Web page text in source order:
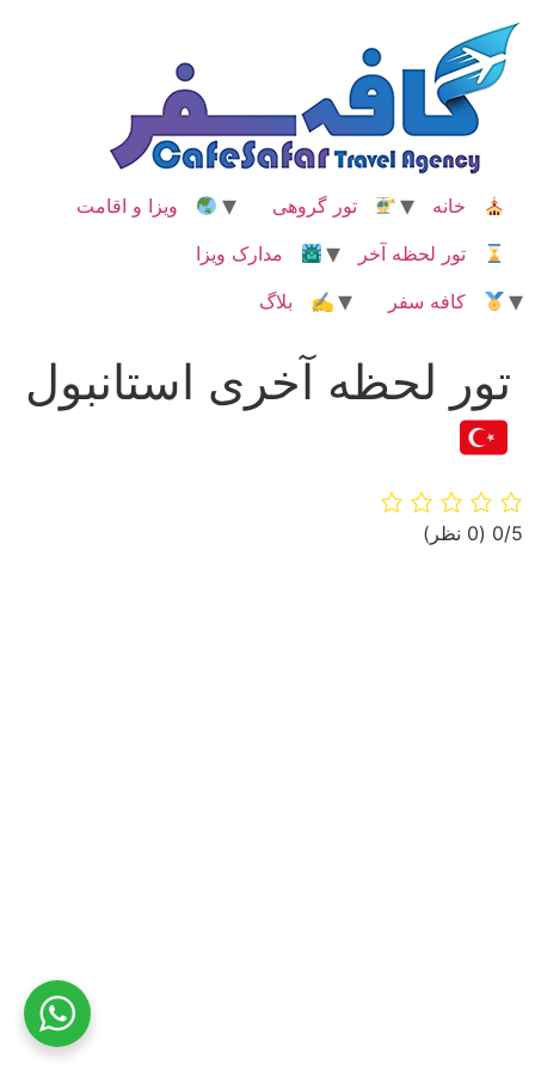
محتوا
خانه تور گروهی
ویزا و اقامت
تور لحظه آخر
مدارک ویزا
کافه سفر
✍ بلاگ
تور لحظه آخری استانبول
‫0/5 ‫(0 نظر)